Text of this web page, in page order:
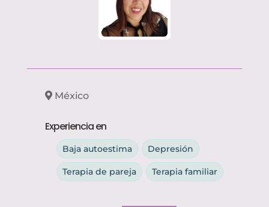
México
Experiencia en
Baja autoestima Depresión
Terapia de pareja Terapia familiar